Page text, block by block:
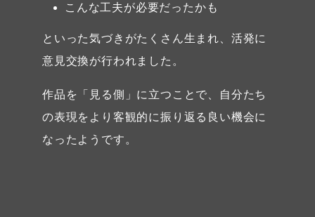
こんな工夫が必要だったかも
といった気づきがたくさん生まれ、活発に
意見交換が行われました。
作品を「見る側」に立つことで、自分たち
の表現をより客観的に振り返る良い機会に
なったようです。